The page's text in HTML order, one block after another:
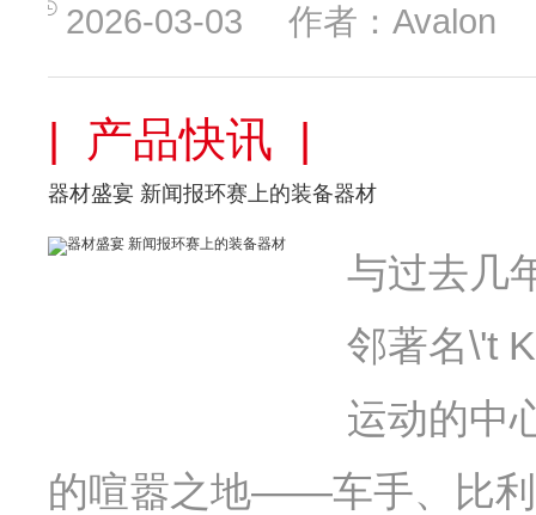
2026-03-03 作者：Avalon
| 产品快讯 |
器材盛宴 新闻报环赛上的装备器材
与过去几
邻著名\'t
运动的中
的喧嚣之地——车手、比利